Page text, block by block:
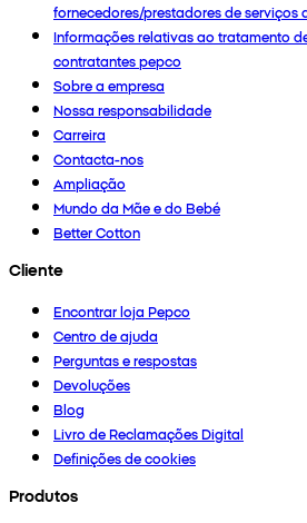
fornecedores/prestadores de serviços
Informações relativas ao tratamento
contratantes pepco
Sobre a empresa
Nossa responsabilidade
Carreira
Contacta-nos
Ampliação
Mundo da Mãe e do Bebé
Better Cotton
Cliente
Encontrar loja Pepco
Centro de ajuda
Perguntas e respostas
Devoluções
Blog
Livro de Reclamações Digital
Definições de cookies
Produtos